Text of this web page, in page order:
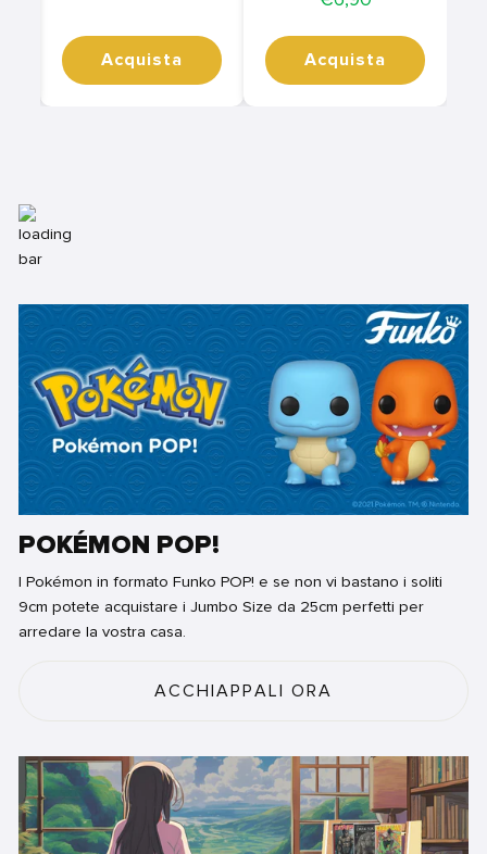
Acquista Acquista
POKÉMON POP!
I Pokémon in formato Funko POP! e se non vi bastano i soliti
9cm potete acquistare i Jumbo Size da 25cm perfetti per
arredare la vostra casa.
ACCHIAPPALI ORA